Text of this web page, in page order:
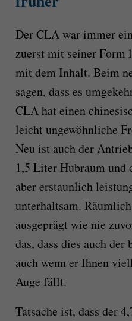
Der CLA war immer
zuerst mit seiner Form
mit dem Inhalt. Beim
sagen, dass es
CLA hat einen
leicht ungewöhnliche
Neu ist auch der
1,5 Liter Hubraum und
aber erstaunlich
unterhaltsam.
ausgeprägt wie nie
das, dass dies auch
auch wenn er Ihnen
Auge fällt.
Tatsache ist, dass der